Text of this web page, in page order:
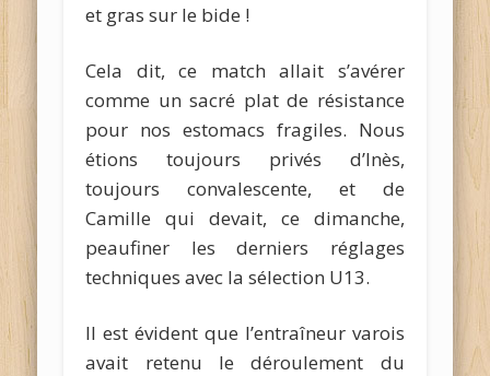
et gras sur le bide !
Cela dit, ce match allait s’avérer
comme un sacré plat de résistance
pour nos estomacs fragiles. Nous
étions toujours privés d’Inès,
toujours convalescente, et de
Camille qui devait, ce dimanche,
peaufiner les derniers réglages
techniques avec la sélection U13.
Il est évident que l’entraîneur varois
avait retenu le déroulement du